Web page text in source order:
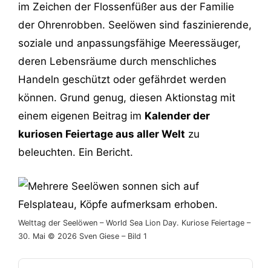
im Zeichen der Flossenfüßer aus der Familie
der Ohrenrobben. Seelöwen sind faszinierende,
soziale und anpassungsfähige Meeressäuger,
deren Lebensräume durch menschliches
Handeln geschützt oder gefährdet werden
können. Grund genug, diesen Aktionstag mit
einem eigenen Beitrag im Kalender der
kuriosen Feiertage aus aller Welt zu
beleuchten. Ein Bericht.
Welttag der Seelöwen – World Sea Lion Day. Kuriose Feiertage –
30. Mai © 2026 Sven Giese – Bild 1